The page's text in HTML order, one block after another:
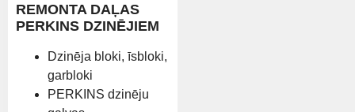
REMONTA DAĻAS
PERKINS DZINĒJIEM
Dzinēja bloki, īsbloki,
garbloki
PERKINS dzinēju